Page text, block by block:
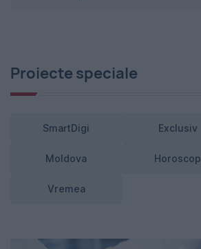
Proiecte speciale
SmartDigi Exclusiv
Moldova Horoscop
Vremea